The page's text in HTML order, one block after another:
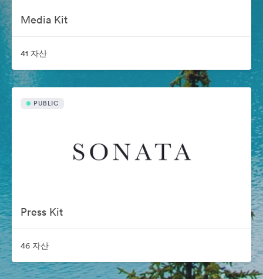
Media Kit
41 자산
PUBLIC
Press Kit
46 자산